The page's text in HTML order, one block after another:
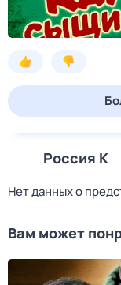
Россия К
Нет данных о
Вам может